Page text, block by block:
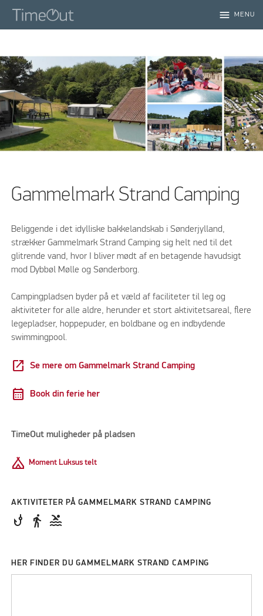
menu MENU
Gammelmark Strand Camping
Beliggende i det idylliske bakkelandskab i Sønderjylland,
strækker Gammelmark Strand Camping sig helt ned til det
glitrende vand, hvor I bliver mødt af en betagende havudsigt
mod Dybbøl Mølle og Sønderborg.
Campingpladsen byder på et væld af faciliteter til leg og
aktiviteter for alle aldre, herunder et stort aktivitetsareal, flere
legepladser, hoppepuder, en boldbane og en indbydende
swimmingpool.
open_in_new Se mere om Gammelmark Strand Camping
calendar_month Book din ferie her
TimeOut muligheder på pladsen
Camping Moment Luksus telt
AKTIVITETER PÅ GAMMELMARK STRAND CAMPING
phishing directions_walk pool
HER FINDER DU GAMMELMARK STRAND CAMPING